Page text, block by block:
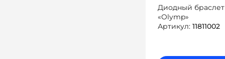
Диодный браслет
«Olymp»
Артикул: 11811002